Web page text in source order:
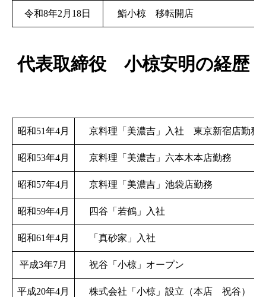
令和8年2月18日 鮨小椋 移転開店
代表取締役 小椋安明の経歴
昭和51年4月 京料理「美濃吉」入社 東京新宿店勤務
昭和53年4月 京料理「美濃吉」六本木本店勤務
昭和57年4月 京料理「美濃吉」池袋店勤務
昭和59年4月 四谷「若鶴」入社
昭和61年4月 「真砂家」入社
平成3年7月 祝谷「小椋」オープン
平成20年4月 株式会社「小椋」設立（本店 祝谷）